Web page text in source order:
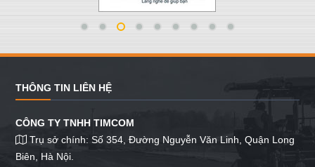
THÔNG TIN LIÊN HỆ
CÔNG TY TNHH TIMCOM
Trụ sở chính: Số 354, Đường Nguyễn Văn Linh, Quận Long
Biên, Hà Nội.